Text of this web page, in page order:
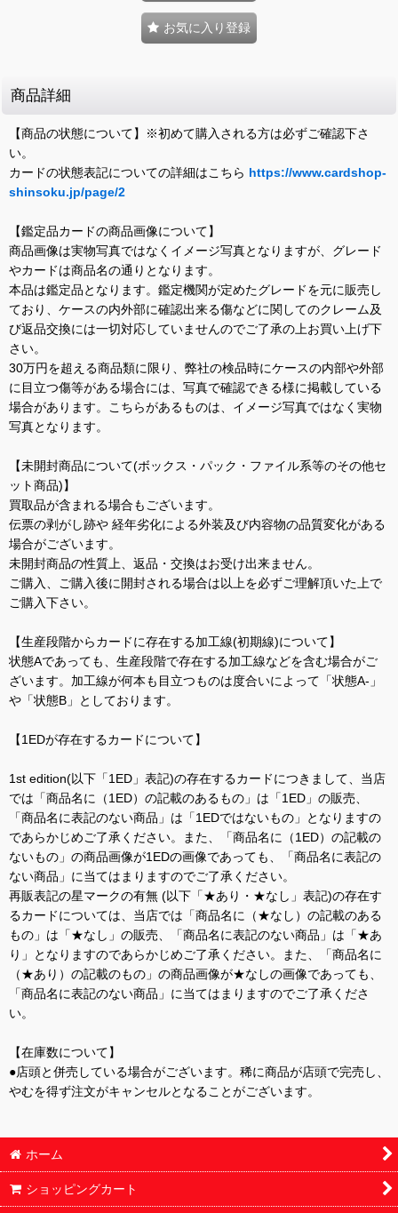
お気に入り登録
商品詳細
【商品の状態について】※初めて購入される方は必ずご確認下さ
い。
カードの状態表記についての詳細はこちら https://www.cardshop-
shinsoku.jp/page/2
【鑑定品カードの商品画像について】
商品画像は実物写真ではなくイメージ写真となりますが、グレード
やカードは商品名の通りとなります。
本品は鑑定品となります。鑑定機関が定めたグレードを元に販売し
ており、ケースの内外部に確認出来る傷などに関してのクレーム及
び返品交換には一切対応していませんのでご了承の上お買い上げ下
さい。
30万円を超える商品類に限り、弊社の検品時にケースの内部や外部
に目立つ傷等がある場合には、写真で確認できる様に掲載している
場合があります。こちらがあるものは、イメージ写真ではなく実物
写真となります。
【未開封商品について(ボックス・パック・ファイル系等のその他セ
ット商品)】
買取品が含まれる場合もございます。
伝票の剥がし跡や 経年劣化による外装及び内容物の品質変化がある
場合がございます。
未開封商品の性質上、返品・交換はお受け出来ません。
ご購入、ご購入後に開封される場合は以上を必ずご理解頂いた上で
ご購入下さい。
【生産段階からカードに存在する加工線(初期線)について】
状態Aであっても、生産段階で存在する加工線などを含む場合がご
ざいます。加工線が何本も目立つものは度合いによって「状態A-」
や「状態B」としております。
【1EDが存在するカードについて】
1st edition(以下「1ED」表記)の存在するカードにつきまして、当店
では「商品名に（1ED）の記載のあるもの」は「1ED」の販売、
「商品名に表記のない商品」は「1EDではないもの」となりますの
であらかじめご了承ください。また、「商品名に（1ED）の記載の
ないもの」の商品画像が1EDの画像であっても、「商品名に表記の
ない商品」に当てはまりますのでご了承ください。
再販表記の星マークの有無 (以下「★あり・★なし」表記)の存在す
るカードについては、当店では「商品名に（★なし）の記載のある
もの」は「★なし」の販売、「商品名に表記のない商品」は「★あ
り」となりますのであらかじめご了承ください。また、「商品名に
（★あり）の記載のもの」の商品画像が★なしの画像であっても、
「商品名に表記のない商品」に当てはまりますのでご了承くださ
い。
【在庫数について】
●店頭と併売している場合がございます。稀に商品が店頭で完売し、
やむを得ず注文がキャンセルとなることがございます。
ホーム
ショッピングカート